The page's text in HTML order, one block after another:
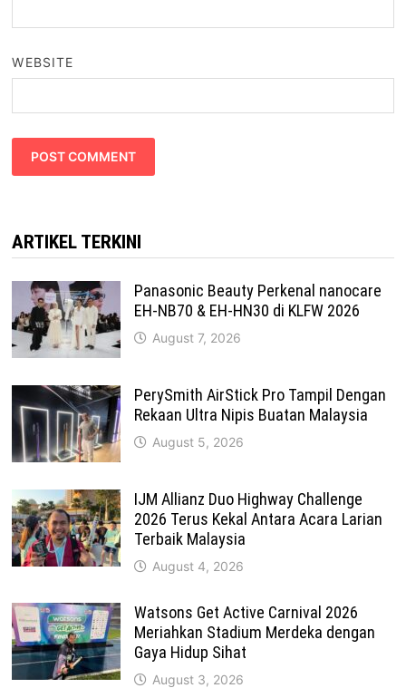
WEBSITE
ARTIKEL TERKINI
Panasonic Beauty Perkenal nanocare
EH-NB70 & EH-HN30 di KLFW 2026
August 7, 2026
PerySmith AirStick Pro Tampil Dengan
Rekaan Ultra Nipis Buatan Malaysia
August 5, 2026
IJM Allianz Duo Highway Challenge
2026 Terus Kekal Antara Acara Larian
Terbaik Malaysia
August 4, 2026
Watsons Get Active Carnival 2026
Meriahkan Stadium Merdeka dengan
Gaya Hidup Sihat
August 3, 2026